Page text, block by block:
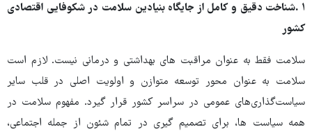
۱ .شناخت دقیق و کامل از جایگاه بنیادین سلامت در شکوفایی اقتصادی
کشور
سلامت فقط به عنوان مراقبت های بهداشتی و درمانی نیست. لازم است
سلامت به عنوان محور توسعه متوازن و اولویت اصلی در قلب سایر
سیاست‌گذاری‌های عمومی در سراسر کشور قرار گیرد. مفهوم سلامت در
همه سیاست ها، برای تصمیم گیری در تمام شئون از جمله اجتماعی،